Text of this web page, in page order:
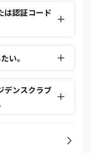
は認証コード
い。
デンスクラブ